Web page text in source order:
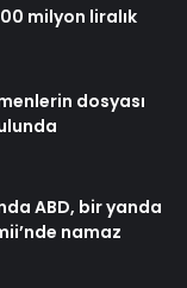
milyon liralık
dosyası
ABD, bir yanda
namaz